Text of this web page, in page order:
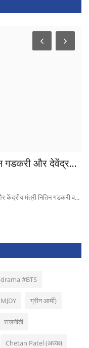
गडकरी और देवेंद्र...
मंत्री नितिन गडकरी व...
#BTS
ग्रीन आर्मी)
राजनीती
Chetan Patel (अध्यक्ष